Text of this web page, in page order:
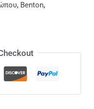
, Benton,